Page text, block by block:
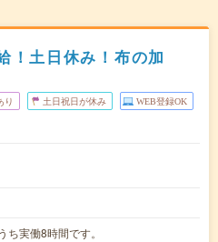
！土日休み！布の加
り 土日祝日が休み WEB登録OK
実働8時間です。